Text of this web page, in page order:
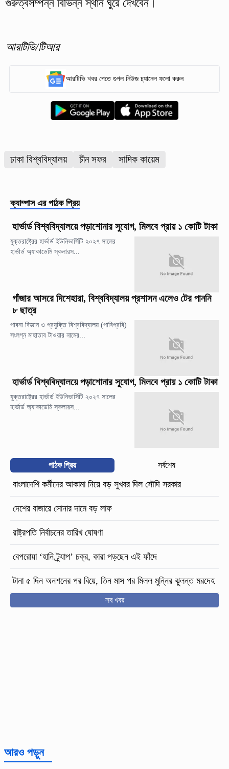
গুরুত্বসম্পন্ন বিভিন্ন স্থান ঘুরে দেখবেন।
আরটিভি/টিআর
আরটিভি খবর পেতে গুগল নিউজ চ্যানেল ফলো করুন
ঢাকা বিশ্ববিদ্যালয় চীন সফর সাদিক কায়েম
ক্যাম্পাস এর পাঠক প্রিয়
হার্ভার্ড বিশ্ববিদ্যালয়ে পড়াশোনার সুযোগ, মিলবে প্রায় ১ কোটি টাকা
যুক্তরাষ্ট্রের হার্ভার্ড ইউনিভার্সিটি ২০২৭ সালের
হার্ভার্ড অ্যাকাডেমি স্কলারস...
গাঁজার আসরে দিশেহারা, বিশ্ববিদ্যালয় প্রশাসন এলেও টের পাননি
৮ ছাত্র
পাবনা বিজ্ঞান ও প্রযুক্তি বিশ্ববিদ্যালয় (পাবিপ্রবি)
সংলগ্ন মাহাতাব টাওয়ার নামের...
হার্ভার্ড বিশ্ববিদ্যালয়ে পড়াশোনার সুযোগ, মিলবে প্রায় ১ কোটি টাকা
যুক্তরাষ্ট্রের হার্ভার্ড ইউনিভার্সিটি ২০২৭ সালের
হার্ভার্ড অ্যাকাডেমি স্কলারস...
পাঠক প্রিয় সর্বশেষ
বাংলাদেশি কর্মীদের আকামা নিয়ে বড় সুখবর দিল সৌদি সরকার
দেশের বাজারে সোনার দামে বড় লাফ
রাষ্ট্রপতি নির্বাচনের তারিখ ঘোষণা
বেপরোয়া ‘হানি ট্র্যাপ’ চক্র, কারা পড়ছেন এই ফাঁদে
টানা ৫ দিন অনশনের পর বিয়ে, তিন মাস পর মিলল মুন্নির ঝুলন্ত মরদেহ
সব খবর
আরও পড়ুন